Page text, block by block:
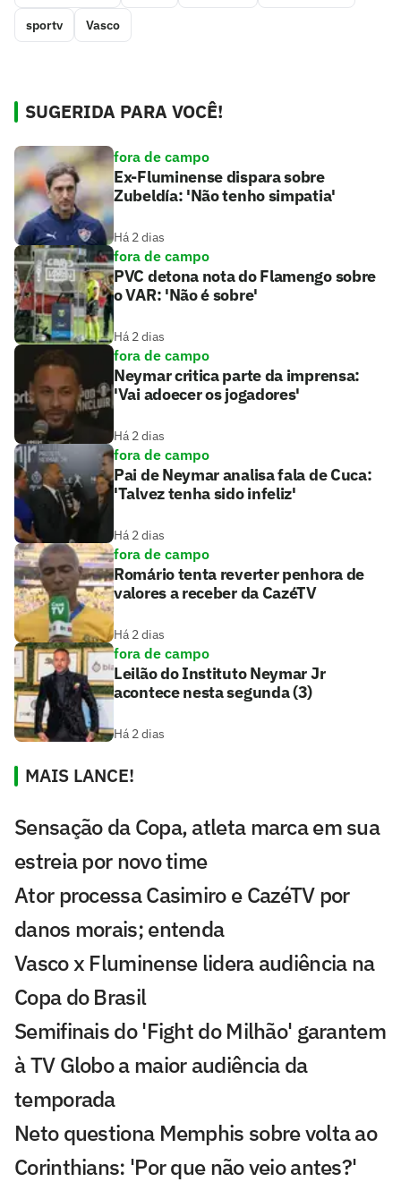
sportv Vasco
SUGERIDA PARA VOCÊ!
fora de campo
Ex-Fluminense dispara sobre
Zubeldía: 'Não tenho simpatia'
Há 2 dias
fora de campo
PVC detona nota do Flamengo sobre
o VAR: 'Não é sobre'
Há 2 dias
fora de campo
Neymar critica parte da imprensa:
'Vai adoecer os jogadores'
Há 2 dias
fora de campo
Pai de Neymar analisa fala de Cuca:
'Talvez tenha sido infeliz'
Há 2 dias
fora de campo
Romário tenta reverter penhora de
valores a receber da CazéTV
Há 2 dias
fora de campo
Leilão do Instituto Neymar Jr
acontece nesta segunda (3)
Há 2 dias
MAIS LANCE!
Sensação da Copa, atleta marca em sua
estreia por novo time
Ator processa Casimiro e CazéTV por
danos morais; entenda
Vasco x Fluminense lidera audiência na
Copa do Brasil
Semifinais do 'Fight do Milhão' garantem
à TV Globo a maior audiência da
temporada
Neto questiona Memphis sobre volta ao
Corinthians: 'Por que não veio antes?'